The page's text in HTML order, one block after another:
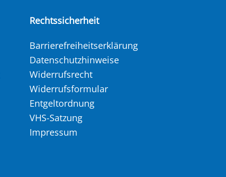
Rechtssicherheit
Barrierefreiheitserklärung
Datenschutzhinweise
Widerrufsrecht
Widerrufsformular
Entgeltordnung
VHS-Satzung
Impressum